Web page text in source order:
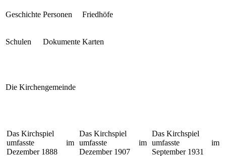
Geschichte Personen Friedhöfe
Schulen Dokumente Karten
Die Kirchengemeinde
Das Kirchspiel
umfasste im
Dezember 1888
Das Kirchspiel
umfasste im
Dezember 1907
Das Kirchspiel
umfasste im
September 1931